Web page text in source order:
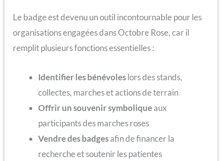
Le badge est devenu un outil incontournable pour les
organisations engagées dans Octobre Rose, car il
remplit plusieurs fonctions essentielles :
Identifier les bénévoleslors des stands,
collectes, marches et actions de terrain
Offrir un souvenir symboliqueaux
participants des marches roses
Vendre des badgesafin de financer la
recherche et soutenir les patientes